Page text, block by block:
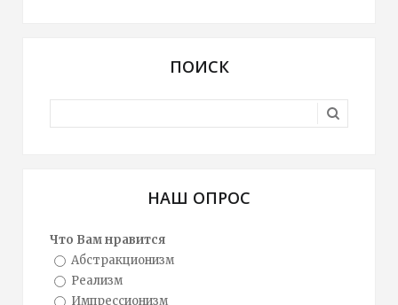
ПОИСК
НАШ ОПРОС
Что Вам нравится
Абстракционизм
Реализм
Импрессионизм